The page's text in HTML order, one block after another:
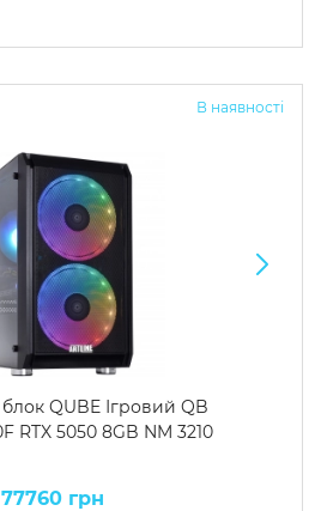
В наявності
QUBE Ігровий QB
RTX 5050 8GB NM 3210
77760 грн